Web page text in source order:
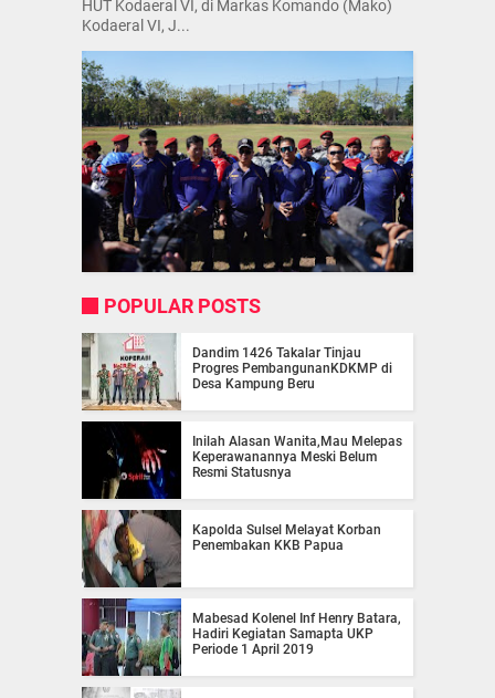
HUT Kodaeral VI, di Markas Komando (Mako)
Kodaeral VI, J...
POPULAR POSTS
Dandim 1426 Takalar Tinjau
Progres PembangunanKDKMP di
Desa Kampung Beru
Inilah Alasan Wanita,Mau Melepas
Keperawanannya Meski Belum
Resmi Statusnya
Kapolda Sulsel Melayat Korban
Penembakan KKB Papua
Mabesad Kolenel Inf Henry Batara,
Hadiri Kegiatan Samapta UKP
Periode 1 April 2019